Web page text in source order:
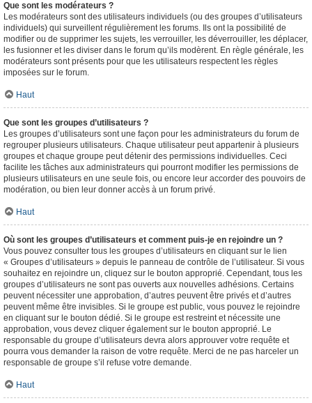
Que sont les modérateurs ?
Les modérateurs sont des utilisateurs individuels (ou des groupes d’utilisateurs
individuels) qui surveillent régulièrement les forums. Ils ont la possibilité de
modifier ou de supprimer les sujets, les verrouiller, les déverrouiller, les déplacer,
les fusionner et les diviser dans le forum qu’ils modèrent. En règle générale, les
modérateurs sont présents pour que les utilisateurs respectent les règles
imposées sur le forum.
Haut
Que sont les groupes d’utilisateurs ?
Les groupes d’utilisateurs sont une façon pour les administrateurs du forum de
regrouper plusieurs utilisateurs. Chaque utilisateur peut appartenir à plusieurs
groupes et chaque groupe peut détenir des permissions individuelles. Ceci
facilite les tâches aux administrateurs qui pourront modifier les permissions de
plusieurs utilisateurs en une seule fois, ou encore leur accorder des pouvoirs de
modération, ou bien leur donner accès à un forum privé.
Haut
Où sont les groupes d’utilisateurs et comment puis-je en rejoindre un ?
Vous pouvez consulter tous les groupes d’utilisateurs en cliquant sur le lien
« Groupes d’utilisateurs » depuis le panneau de contrôle de l’utilisateur. Si vous
souhaitez en rejoindre un, cliquez sur le bouton approprié. Cependant, tous les
groupes d’utilisateurs ne sont pas ouverts aux nouvelles adhésions. Certains
peuvent nécessiter une approbation, d’autres peuvent être privés et d’autres
peuvent même être invisibles. Si le groupe est public, vous pouvez le rejoindre
en cliquant sur le bouton dédié. Si le groupe est restreint et nécessite une
approbation, vous devez cliquer également sur le bouton approprié. Le
responsable du groupe d’utilisateurs devra alors approuver votre requête et
pourra vous demander la raison de votre requête. Merci de ne pas harceler un
responsable de groupe s’il refuse votre demande.
Haut